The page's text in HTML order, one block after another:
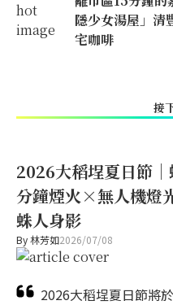
隱少女湯屋」清
宅咖啡
接
2026大稻埕夏日節
分鐘煙火×無人機燈
蛛人身影
By林芳如2026/07/08
2026大稻埕夏日節將